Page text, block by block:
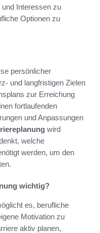
Interessen zu
Optionen zu
persönlicher
und langfristigen Zielen
zur Erreichung
fortlaufenden
und Anpassungen
wird
welche
werden, um den
wichtig?
es, berufliche
Motivation zu
aktiv planen,